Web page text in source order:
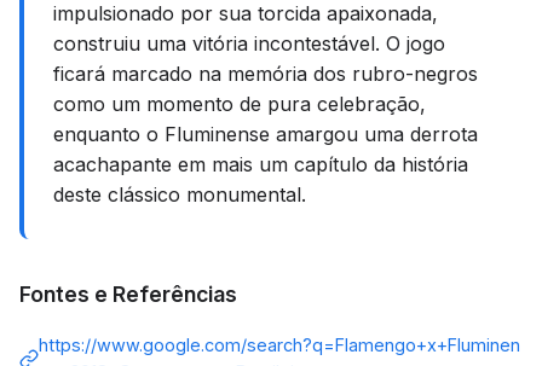
impulsionado por sua torcida apaixonada,
construiu uma vitória incontestável. O jogo
ficará marcado na memória dos rubro-negros
como um momento de pura celebração,
enquanto o Fluminense amargou uma derrota
acachapante em mais um capítulo da história
deste clássico monumental.
Fontes e Referências
https://www.google.com/search?q=Flamengo+x+Fluminen